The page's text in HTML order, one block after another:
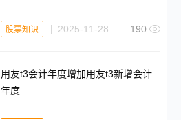
股票知识 2025-11-28 190
用友t3会计年度增加用友t3新增会计
年度